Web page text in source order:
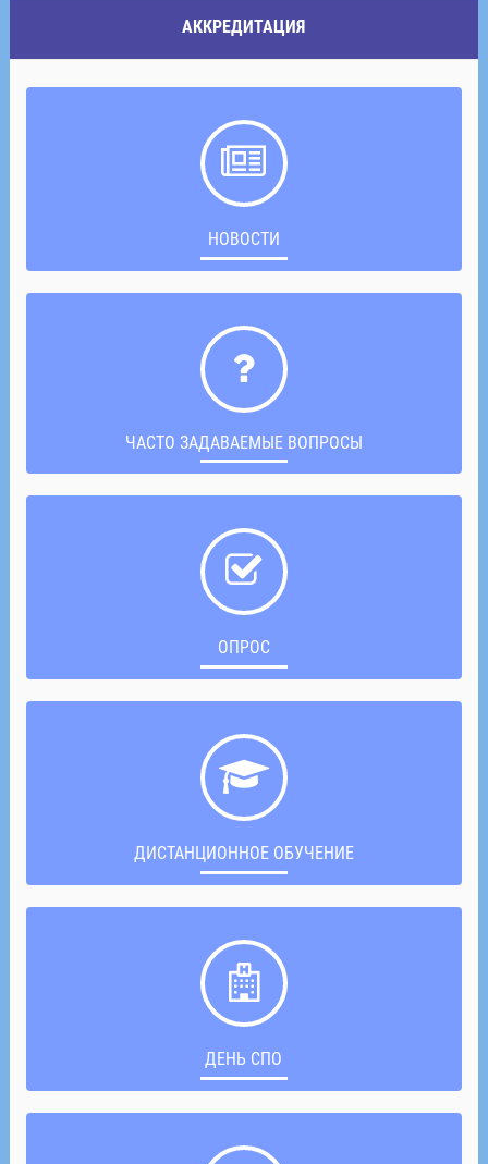
АККРЕДИТАЦИЯ
НОВОСТИ
ЧАСТО ЗАДАВАЕМЫЕ ВОПРОСЫ
ОПРОС
ДИСТАНЦИОННОЕ ОБУЧЕНИЕ
ДЕНЬ СПО